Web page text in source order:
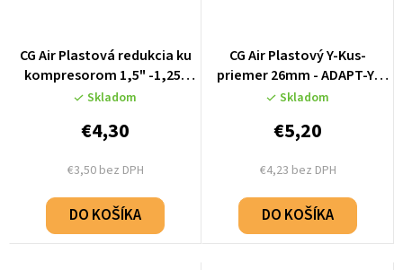
CG Air Plastová redukcia ku
kompresorom 1,5" -1,25"
TEPLUVZDORNÁ - AD-1_1-
Skladom
€3,50 bez DPH
€4,30
DO KOŠÍKA
CG Air Plastový Y-Kus-
priemer 26mm - ADAPT-Y-
26MM
Skladom
€4,23 bez DPH
€5,20
DO KOŠÍKA